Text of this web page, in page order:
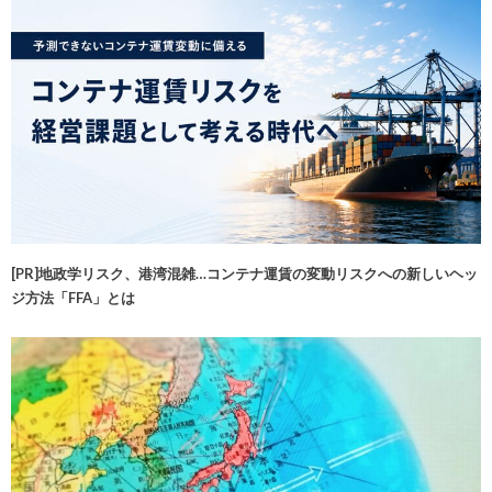
[PR]地政学リスク、港湾混雑…コンテナ運賃の変動リスクへの新しいヘッ
ジ方法「FFA」とは